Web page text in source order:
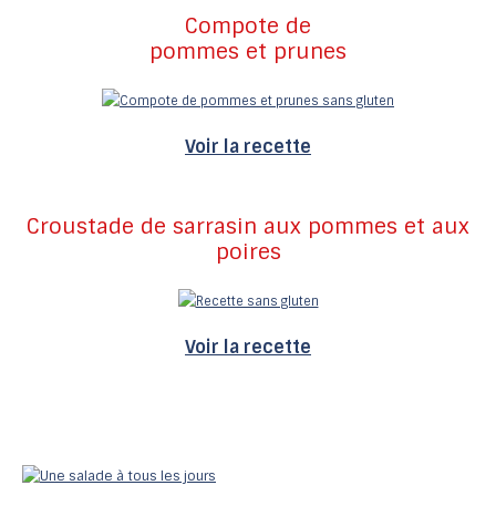
Compote de
pommes et prunes
Voir la recette
Croustade de sarrasin aux pommes et aux
poires
Voir la recette